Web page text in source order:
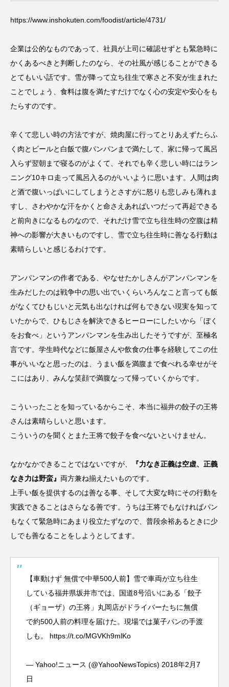
https://www.inshokuten.com/foodist/article/4731/
企業は公的なものであって、社員が上司に確認せずとも緊急時に
かくあるべきと判断したのなら、その社風が感じることができる
とてもいい話です。雪が降って立ち往生で寒さと不安が生まれた
ことでしょう、食料は腹を満たすだけでなく心の安定や安心をも
たらすのです。
辛くて悲しい時の方法ですが、焼肉屋に行ってとりあえずたらふ
く肉とビールと白飯で腹パンパンまで満たして、家に帰って風呂
入らず翌朝まで寝るのがよくて、それでも辛く悲しい時にはラン
ニング10キロ走って風呂入るのがいいように思います。人間は肉
と酒で腹いっぱいにしてしまうとさすがに怒りも悲しみも薄れま
すし、さわやかな汗をかくと命さえあればいつだって再起できる
と前向きになるものなので、それだけ雪で立ち往生時の空腹は精
神への影響が大きいものですし、雪で立ち往生時に善なる行動は
素晴らしいと感じるわけです。
アンパンマンの作者である、やなせたかしさんがアンパンマンを
生みだしたのは戦争中の思い出でいくらいろんなこと言っても飯
がなくてひもじいと元気も出なければ何もできない現実を知って
いたからで、ひもじさを解決できるヒーローにしたいから「ぼく
をお食べ」というアンパンマンを生み出したそうですが、至極名
言です。学生時代などに飯屋さんや飲食の仕事を経験してこの仕
事がいいなと思ったのは、うまい飯を満腹まで食べれる幸せがそ
こにはあり、みんな笑顔で満腹なって帰っていくからです。
こういったことを知っているからこそ、本当に福井の餃子の王将
さんは素晴らしいと思います。
こういうのを聞くとまた王将で餃子を食べないといけません。
なかなかできることではないですが、
『力なき正義は空虚、正義
なき力は野蛮』 両方兼ね揃えたいものです。
上手い飯を提供するのは善なる事、そして大変な時にその行動を
実践できることはさらなる善です。うちは王将でもなければパン
もなくて緊急時にあまり役立たずなので、普段余裕あるときに少
しでも善なることをしようとしてます。
【車動けず 無償で中華500人前】雪で車両が立ち往生
している福井県坂井市では、国道8号沿いにある「餃子
（ギョーザ）の王将」丸岡店がドライバーたちに無償
で約500人前の料理を届けた。現場では菓子パンの手渡
しも。 https://t.co/MGVKh9mlKo
— Yahoo!ニュース (@YahooNewsTopics) 2018年2月7
日